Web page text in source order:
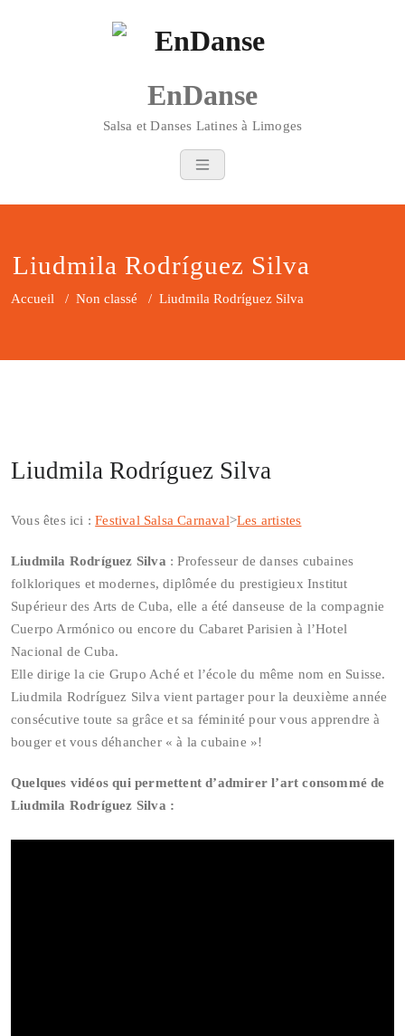
EnDanse
Salsa et Danses Latines à Limoges
Liudmila Rodríguez Silva
Accueil / Non classé / Liudmila Rodríguez Silva
Liudmila Rodríguez Silva
Vous êtes ici :Festival Salsa Carnaval>Les artistes
Liudmila Rodríguez Silva : Professeur de danses cubaines
folkloriques et modernes, diplômée du prestigieux Institut
Supérieur des Arts de Cuba, elle a été danseuse de la compagnie
Cuerpo Armónico ou encore du Cabaret Parisien à l’Hotel
Nacional de Cuba.
Elle dirige la cie Grupo Aché et l’école du même nom en Suisse.
Liudmila Rodríguez Silva vient partager pour la deuxième année
consécutive toute sa grâce et sa féminité pour vous apprendre à
bouger et vous déhancher « à la cubaine »!
Quelques vidéos qui permettent d’admirer l’art consommé de
Liudmila Rodríguez Silva :